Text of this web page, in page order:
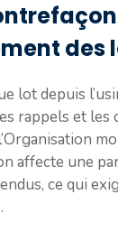
des
lot depuis
rappels et les
affecte une
ce qui